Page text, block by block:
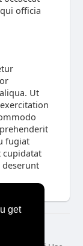
get
officia
Ut
fugiat
cupidatat